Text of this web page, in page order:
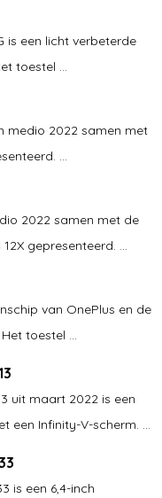
is een licht verbeterde
toestel ...
medio 2022 samen met
...
2022 samen met de
gepresenteerd. ...
van OnePlus en de
toestel ...
uit maart 2022 is een
een Infinity-V-scherm. ...
is een 6,4-inch